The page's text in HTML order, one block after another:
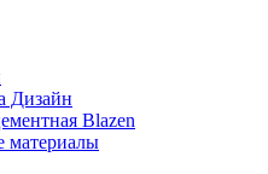
Дизайн
Blazen
материалы